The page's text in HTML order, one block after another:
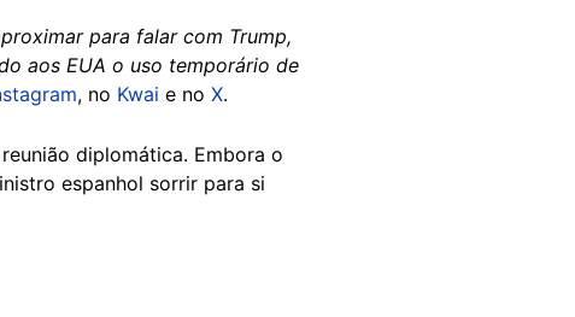
para falar com Trump,
aos EUA o uso temporário de
, no Kwai e no X.
diplomática. Embora o
espanhol sorrir para si